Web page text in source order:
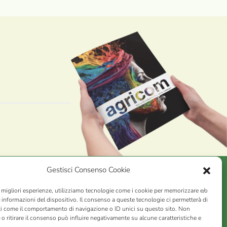
Gestisci Consenso Cookie
migliori esperienze, utilizziamo tecnologie come i cookie per memorizzare e/o
informazioni del dispositivo. Il consenso a queste tecnologie ci permetterà di
come il comportamento di navigazione o ID unici su questo sito. Non
ritirare il consenso può influire negativamente su alcune caratteristiche e
AGRICOMs.r.l.
n. 01078860473 | Capitale sociale 60.200,00 Int. versato |
Economico Amministrativo C.C.I.A.A. di Pistoia n. 117066